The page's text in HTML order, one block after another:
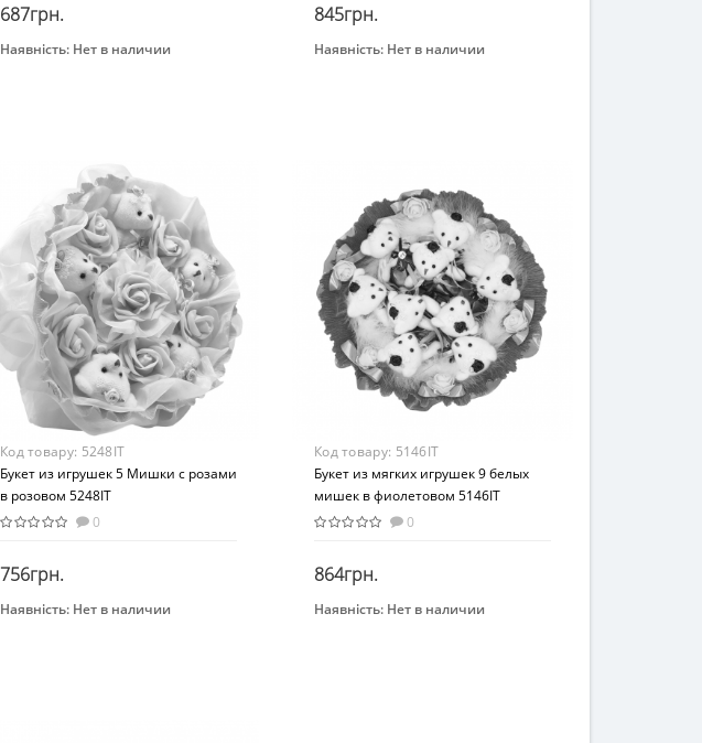
687грн.
Закінчився
Наявність: Нет в наличии
От 4-х лет
Материал
Текстиль
845грн.
Закінчився
Наявність: Нет в наличии
Код товару: 5248IT
Букет из игрушек 5 Мишки с розами
в розовом 5248IT
0
756грн.
Закінчився
Наявність: Нет в наличии
Код товару: 5146IT
Букет из мягких игрушек 9 белых
мишек в фиолетовом 5146IT
0
864грн.
Закінчився
Наявність: Нет в наличии